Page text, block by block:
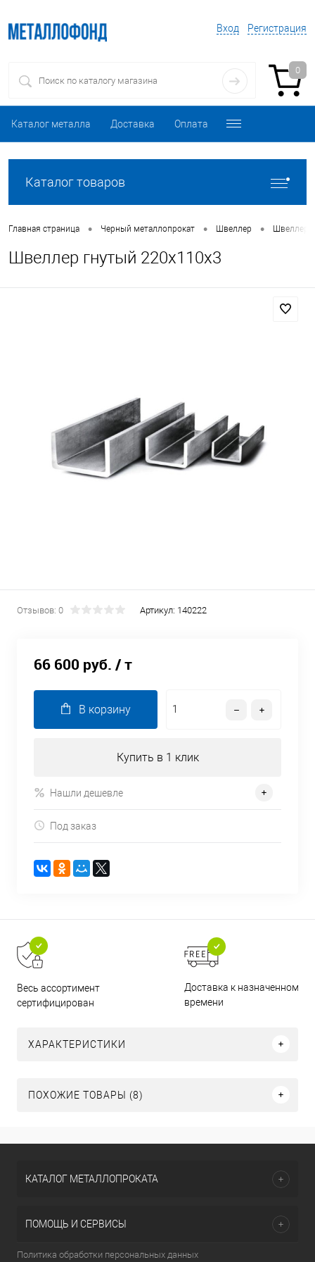
Вход Регистрация
0
Каталог металла Доставка Оплата
Каталог товаров
Главная страница • Черный металлопрокат • Швеллер • Швеллер
Швеллер гнутый 220х110х3
Отзывов: 0 Артикул: 140222
66 600 руб. / т
В корзину
Купить в 1 клик
Нашли дешевле
Под заказ
Весь ассортимент
сертифицирован
Доставка к назначенному
времени
ХАРАКТЕРИСТИКИ
ПОХОЖИЕ ТОВАРЫ (8)
КАТАЛОГ МЕТАЛЛОПРОКАТА
ПОМОЩЬ И СЕРВИСЫ
Политика обработки персональных данных